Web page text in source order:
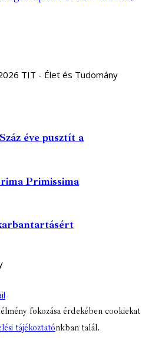
TIT - Élet és Tudomány
éve pusztít a
Primissima
fokozása érdekében cookiekat
tájékoztatónkban talál.